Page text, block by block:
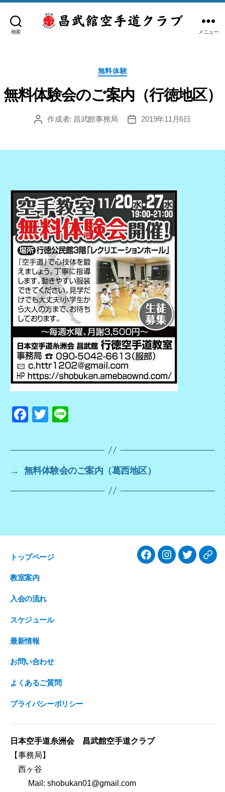
検索
手
糸
会
館
空
手
道
ク
ラ
ブ
メニュー
カ
テ
ゴ
リ
無料体験
無料体験会のご案内（行徳地区）
投 作成者: 昌武館事務局
投
2019年11月6日
F
a
c
e
b
o
o
k
T
wi
tt
er
Li
n
e
→ 無料体験会のご案内（葛西地区）
トップページ
教室案内
入会の流れ
スケジュール
最新情報
お問い合わせ
よくあるご質問
プライバシーポリシー
facebookInstagram
twitter
日本空手道糸洲会 昌武館空手道クラブ
【事務局】
西ヶ谷
Mail: shobukan01@gmail.com